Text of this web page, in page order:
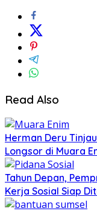
Read Also
Herman Deru
Longsor di Muara
Tahun Depan,
Kerja Sosial Siap